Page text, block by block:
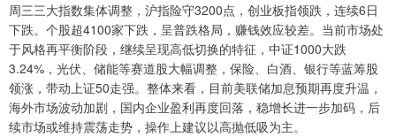
周三三大指数集体调整，沪指险守3200点，创业板指领跌，连续6日
下跌。个股超4100家下跌，呈普跌格局，赚钱效应较差。当前市场处
于风格再平衡阶段，继续呈现高低切换的特征，中证1000大跌
3.24%，光伏、储能等赛道股大幅调整，保险、白酒、银行等蓝筹股
领涨，带动上证50走强。整体来看，目前美联储加息预期再度升温，
海外市场波动加剧，国内企业盈利再度回落，稳增长进一步加码，后
续市场或维持震荡走势，操作上建议以高抛低吸为主。